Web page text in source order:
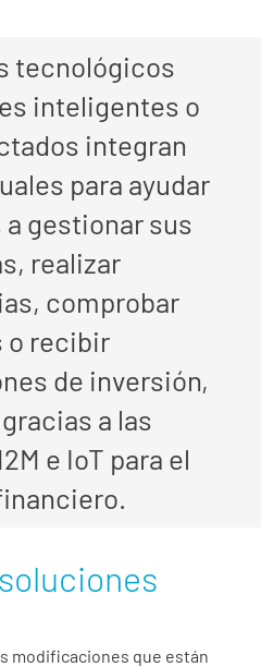
tecnológicos
inteligentes o
integran
para ayudar
gestionar sus
realizar
comprobar
o recibir
de inversión,
a las
e IoT para el
modificaciones que están